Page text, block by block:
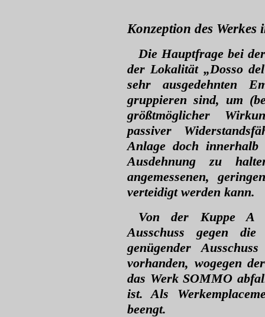
Konzeption des Werkes
Die Hauptfrage bei
der Lokalität „Dosso
sehr ausgedehnten
gruppieren sind, um
größtmöglicher
passiver
Anlage doch
Ausdehnung zu
angemessenen,
verteidigt werden kann.
Von der Kuppe A
Ausschuss gegen
genügender
vorhanden, wogegen
das Werk SOMMO
ist. Als
beengt.